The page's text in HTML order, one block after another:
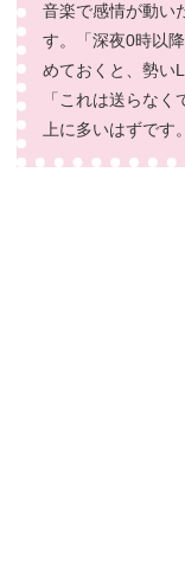
音楽で感情が動い
す。「深夜0時以
めておくと、勢い
「これは送らな
上に多いはずです。